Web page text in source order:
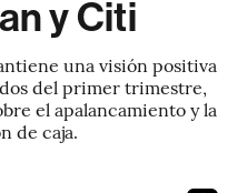
y Citi
una visión positiva
del primer trimestre,
el apalancamiento y la
de caja.